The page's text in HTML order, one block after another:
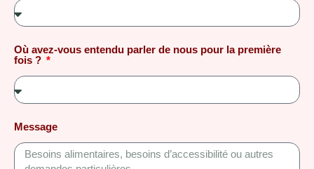
Où avez-vous entendu parler de nous pour la première
fois ?
Message